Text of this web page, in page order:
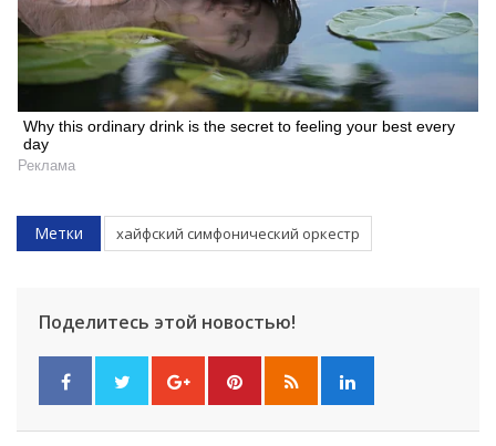
Why this ordinary drink is the secret to feeling your best every
day
Реклама
Метки хайфский симфонический оркестр
Поделитесь этой новостью!